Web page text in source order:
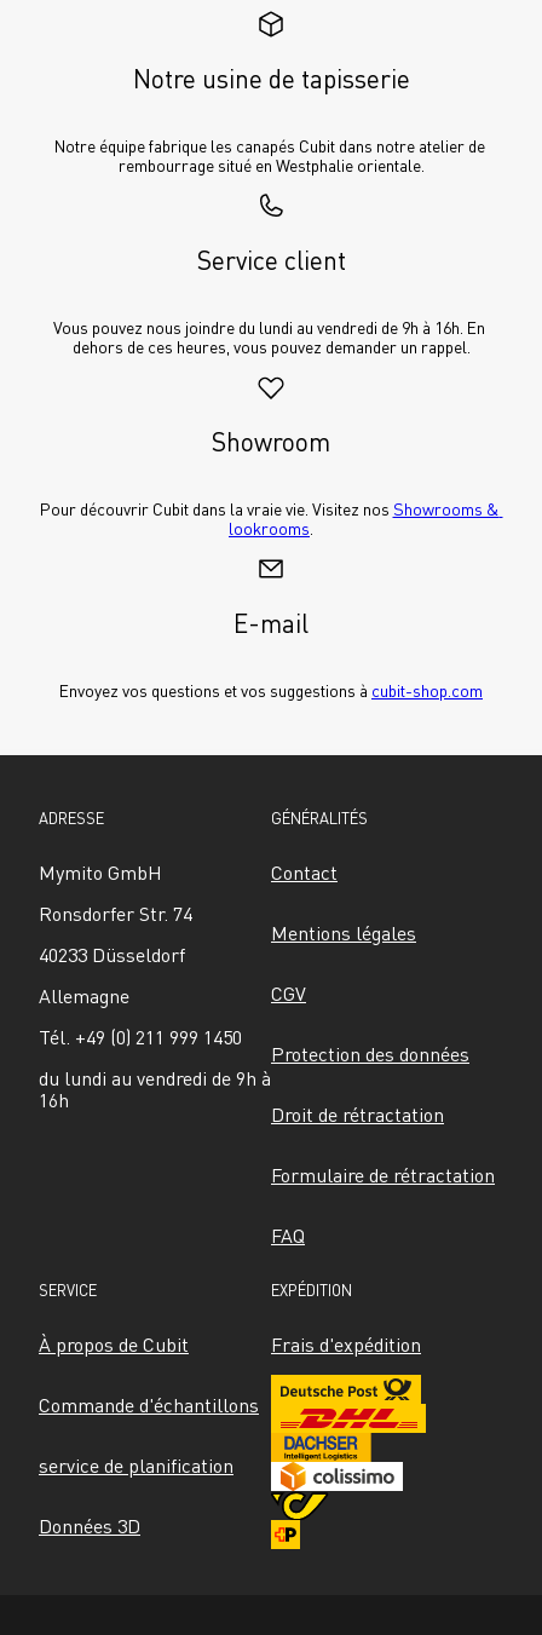
Notre usine de tapisserie
Notre équipe fabrique les canapés Cubit dans notre atelier de
rembourrage situé en Westphalie orientale.
Service client
Vous pouvez nous joindre du lundi au vendredi de 9h à 16h. En
dehors de ces heures, vous pouvez demander un rappel.
Showroom
Pour découvrir Cubit dans la vraie vie. Visitez nos Showrooms &
lookrooms
E-mail
Envoyez vos questions et vos suggestions à cubit-shop.com
ADRESSE
Mymito GmbH
Ronsdorfer Str. 74
40233 Düsseldorf
Allemagne
Tél. +49 (0) 211 999 1450
du lundi au vendredi de 9h à
16h
GÉNÉRALITÉS
Contact
Mentions légales
CGV
Protection des données
Droit de rétractation
Formulaire de rétractation
FAQ
SERVICE
À propos de Cubit
Commande d'échantillons
service de planification
Données 3D
EXPÉDITION
Frais d'expédition